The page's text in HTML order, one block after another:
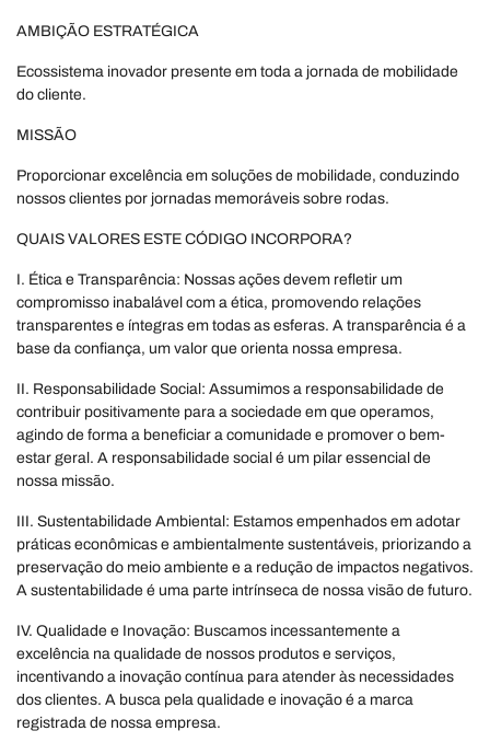
AMBIÇÃO ESTRATÉGICA
Ecossistema inovador presente em toda a jornada de mobilidade
do cliente.
MISSÃO
Proporcionar excelência em soluções de mobilidade, conduzindo
nossos clientes por jornadas memoráveis sobre rodas.
QUAIS VALORES ESTE CÓDIGO INCORPORA?
I. Ética e Transparência: Nossas ações devem refletir um
compromisso inabalável com a ética, promovendo relações
transparentes e íntegras em todas as esferas. A transparência é a
base da confiança, um valor que orienta nossa empresa.
II. Responsabilidade Social: Assumimos a responsabilidade de
contribuir positivamente para a sociedade em que operamos,
agindo de forma a beneficiar a comunidade e promover o bem-
estar geral. A responsabilidade social é um pilar essencial de
nossa missão.
III. Sustentabilidade Ambiental: Estamos empenhados em adotar
práticas econômicas e ambientalmente sustentáveis, priorizando a
preservação do meio ambiente e a redução de impactos negativos.
A sustentabilidade é uma parte intrínseca de nossa visão de futuro.
IV. Qualidade e Inovação: Buscamos incessantemente a
excelência na qualidade de nossos produtos e serviços,
incentivando a inovação contínua para atender às necessidades
dos clientes. A busca pela qualidade e inovação é a marca
registrada de nossa empresa.